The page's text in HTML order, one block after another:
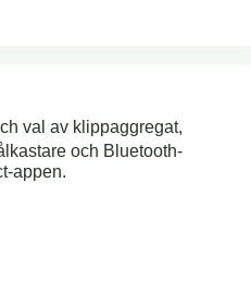
val av klippaggregat,
och Bluetooth-
appen.